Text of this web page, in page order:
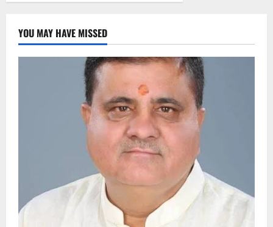
YOU MAY HAVE MISSED